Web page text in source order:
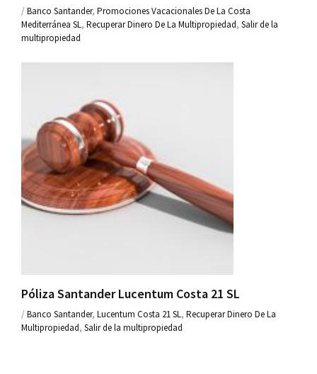
/Banco Santander, Promociones Vacacionales De La Costa
Mediterránea SL, Recuperar Dinero De La Multipropiedad, Salir de la
multipropiedad
Póliza Santander Lucentum Costa 21 SL
/Banco Santander, Lucentum Costa 21 SL, Recuperar Dinero De La
Multipropiedad, Salir de la multipropiedad